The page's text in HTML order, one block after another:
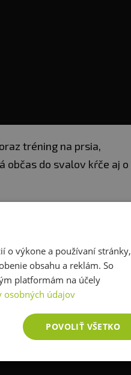
tréning na prsia,
občas do svalov kŕče aj o
o výkone a používaní stránky,
obsahu a reklám. So
platformám na účely
osobných údajov
POVOLIŤ VŠETKO